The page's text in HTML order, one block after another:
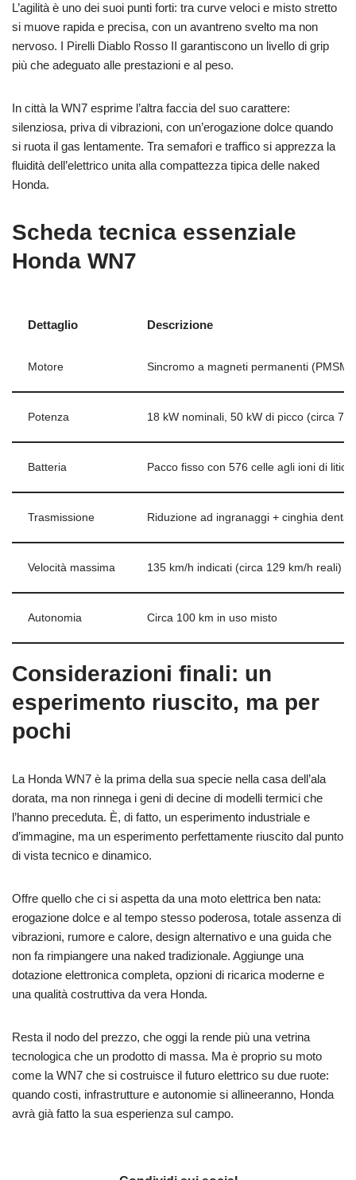
L’agilità è uno dei suoi punti forti: tra curve veloci e misto stretto
si muove rapida e precisa, con un avantreno svelto ma non
nervoso. I Pirelli Diablo Rosso II garantiscono un livello di grip
più che adeguato alle prestazioni e al peso.
In città la WN7 esprime l’altra faccia del suo carattere:
silenziosa, priva di vibrazioni, con un’erogazione dolce quando
si ruota il gas lentamente. Tra semafori e traffico si apprezza la
fluidità dell’elettrico unita alla compattezza tipica delle naked
Honda.
Scheda tecnica essenziale
Honda WN7
Dettaglio Descrizione
Motore Sincromo a magneti permanenti
Potenza 18 kW nominali, 50 kW di picco (circa 70
Batteria Pacco fisso con 576 celle agli ioni di
Trasmissione Riduzione ad ingranaggi + cinghia
Velocità massima 135 km/h indicati (circa 129 km/h reali)
Autonomia Circa 100 km in uso misto
Considerazioni finali: un
esperimento riuscito, ma per
pochi
La Honda WN7 è la prima della sua specie nella casa dell’ala
dorata, ma non rinnega i geni di decine di modelli termici che
l’hanno preceduta. È, di fatto, un esperimento industriale e
d’immagine, ma un esperimento perfettamente riuscito dal punto
di vista tecnico e dinamico.
Offre quello che ci si aspetta da una moto elettrica ben nata:
erogazione dolce e al tempo stesso poderosa, totale assenza di
vibrazioni, rumore e calore, design alternativo e una guida che
non fa rimpiangere una naked tradizionale. Aggiunge una
dotazione elettronica completa, opzioni di ricarica moderne e
una qualità costruttiva da vera Honda.
Resta il nodo del prezzo, che oggi la rende più una vetrina
tecnologica che un prodotto di massa. Ma è proprio su moto
come la WN7 che si costruisce il futuro elettrico su due ruote:
quando costi, infrastrutture e autonomie si allineeranno, Honda
avrà già fatto la sua esperienza sul campo.